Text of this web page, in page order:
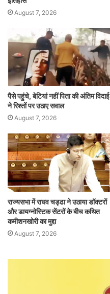
August 7, 2026
पैसे पहुंचे, बेटियां नहीं पिता की अंतिम विदाई
ने रिश्तों पर उठाए सवाल
August 7, 2026
राज्यसभा में राघव चड्ढा ने उठाया डॉक्टरों
और डायग्नोस्टिक सेंटरों के बीच कथित
कमीशनखोरी का मुद्दा
August 7, 2026